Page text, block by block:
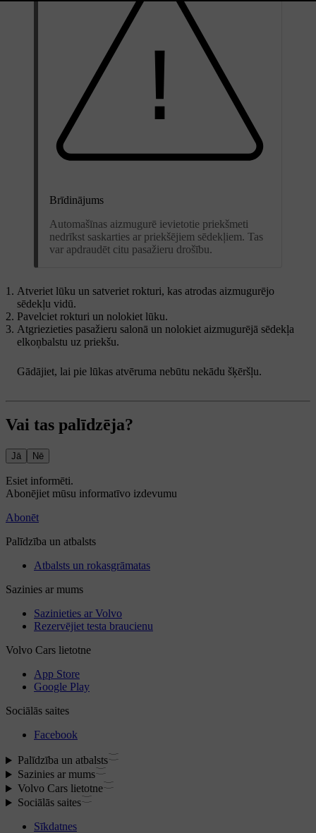
Brīdinājums
Automašīnas aizmugurē ievietotie priekšmeti
nedrīkst saskarties ar priekšējiem sēdekļiem. Tas
var apdraudēt citu pasažieru drošību.
Atveriet lūku un satveriet rokturi, kas atrodas aizmugurējo
sēdekļu vidū.
Pavelciet rokturi un nolokiet lūku.
Atgriezieties pasažieru salonā un nolokiet aizmugurējā sēdekļa
elkoņbalstu uz priekšu.
Gādājiet, lai pie lūkas atvēruma nebūtu nekādu šķēršļu.
Vai tas palīdzēja?
Jā Nē